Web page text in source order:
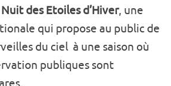
Nuit des Etoiles d’Hiver, une
qui propose au public de
du ciel à une saison où
publiques sont